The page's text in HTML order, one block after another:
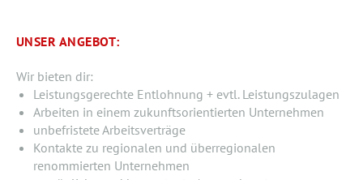
UNSER ANGEBOT:
Wir bieten dir:
Leistungsgerechte Entlohnung + evtl. Leistungszulagen
Arbeiten in einem zukunftsorientierten Unternehmen
unbefristete Arbeitsverträge
Kontakte zu regionalen und überregionalen
renommierten Unternehmen